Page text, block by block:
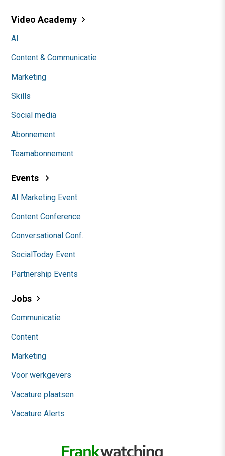
Video Academy
AI
Content & Communicatie
Marketing
Skills
Social media
Abonnement
Teamabonnement
Events
AI Marketing Event
Content Conference
Conversational Conf.
SocialToday Event
Partnership Events
Jobs
Communicatie
Content
Marketing
Voor werkgevers
Vacature plaatsen
Vacature Alerts